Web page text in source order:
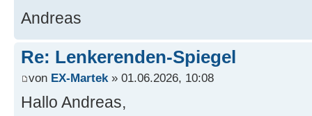
Andreas
Re: Lenkerenden-Spiegel
von EX-Martek » 01.06.2026, 10:08
Hallo Andreas,